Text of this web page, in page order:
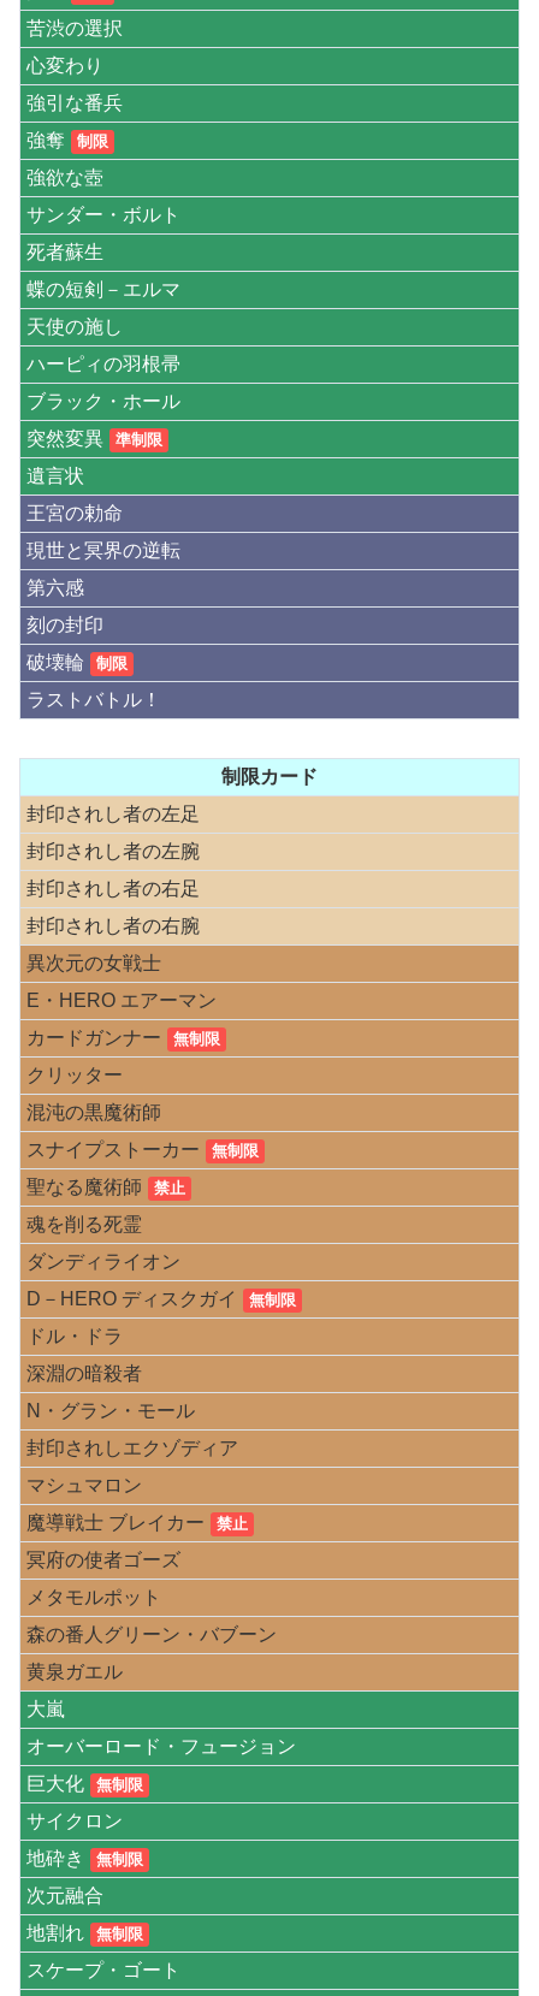
苦渋の選択
心変わり
強引な番兵
強奪
制限
強欲な壺
サンダー・ボルト
死者蘇生
蝶の短剣－エルマ
天使の施し
ハーピィの羽根帚
ブラック・ホール
突然変異
準制限
遺言状
王宮の勅命
現世と冥界の逆転
第六感
刻の封印
破壊輪
制限
ラストバトル！
制限カード
封印されし者の左足
封印されし者の左腕
封印されし者の右足
封印されし者の右腕
異次元の女戦士
E・HERO エアーマン
カードガンナー
無制限
クリッター
混沌の黒魔術師
スナイプストーカー
無制限
聖なる魔術師 禁止
魂を削る死霊
ダンディライオン
D－HERO ディスクガイ
無制限
ドル・ドラ
深淵の暗殺者
N・グラン・モール
封印されしエクゾディア
マシュマロン
魔導戦士 ブレイカー
禁止
冥府の使者ゴーズ
メタモルポット
森の番人グリーン・バブーン
黄泉ガエル
大嵐
オーバーロード・フュージョン
巨大化
無制限
サイクロン
地砕き
無制限
次元融合
地割れ
無制限
スケープ・ゴート